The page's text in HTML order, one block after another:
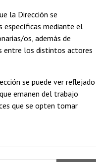
la Dirección se
específicas mediante el
os, además de
entre los distintos actores
se puede ver reflejado
emanen del trabajo
que se opten tomar